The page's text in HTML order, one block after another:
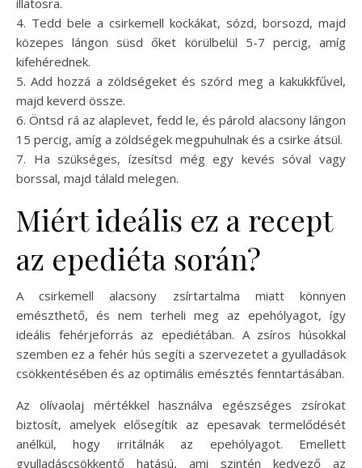
illatosra.
4. Tedd bele a csirkemell kockákat, sózd, borsozd, majd
közepes lángon süsd őket körülbelül 5-7 percig, amíg
kifehérednek.
5. Add hozzá a zöldségeket és szórd meg a kakukkfűvel,
majd keverd össze.
6. Öntsd rá az alaplevet, fedd le, és párold alacsony lángon
15 percig, amíg a zöldségek megpuhulnak és a csirke átsül.
7. Ha szükséges, ízesítsd még egy kevés sóval vagy
borssal, majd tálald melegen.
Miért ideális ez a recept
az epediéta során?
A csirkemell alacsony zsírtartalma miatt könnyen
emészthető, és nem terheli meg az epehólyagot, így
ideális fehérjeforrás az epediétában. A zsíros húsokkal
szemben ez a fehér hús segíti a szervezetet a gyulladások
csökkentésében és az optimális emésztés fenntartásában.
Az olívaolaj mértékkel használva egészséges zsírokat
biztosít, amelyek elősegítik az epesavak termelődését
anélkül, hogy irritálnák az epehólyagot. Emellett
gyulladáscsökkentő hatású, ami szintén kedvező az